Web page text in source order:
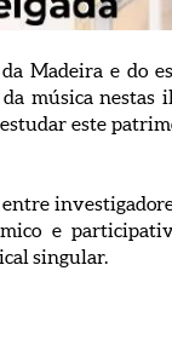
Madeira e do
música nestas
este
e
singular.